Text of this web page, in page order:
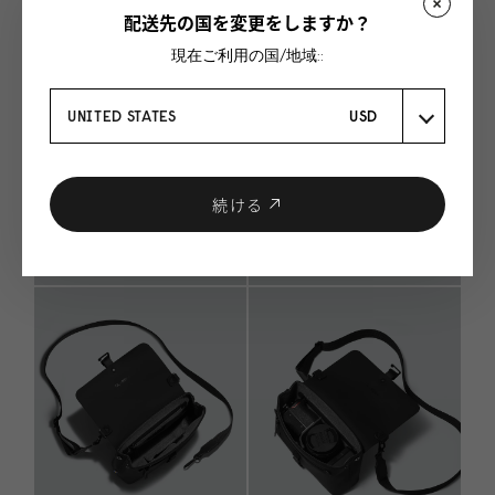
配送先の国を変更をしますか？
現在ご利用の国/地域::
UNITED STATES USD
続ける